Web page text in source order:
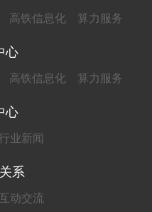
高铁信息化 算力服务
心
高铁信息化 算力服务
心
行业新闻
系
动交流